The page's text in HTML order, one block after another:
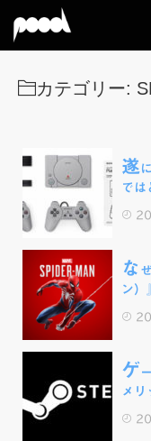
カテゴリー:
遂
では
な
ン）
ゲ
メリ